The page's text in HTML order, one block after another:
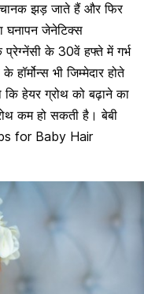
झड़ जाते हैं और फिर
घनापन जेनेटिक्स
प्रेग्नेंसी के 30वें हफ्ते में गर्भ
भी जिम्मेदार होते
कि हेयर ग्रोथ को बढ़ाने का
कम हो सकती है। बेबी
for Baby Hair